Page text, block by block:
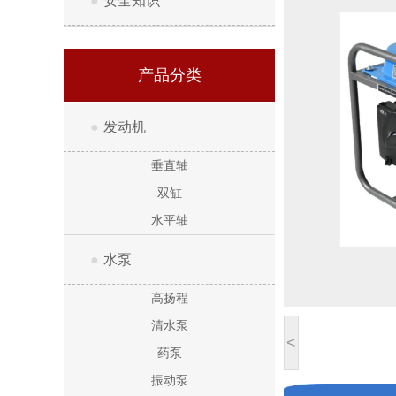
产品分类
● 发动机
垂直轴
双缸
水平轴
● 水泵
高扬程
清水泵
药泵
振动泵
<